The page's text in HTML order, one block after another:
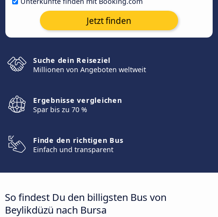
Jetzt finden
Suche dein Reiseziel
Millionen von Angeboten weltweit
Ergebnisse vergleichen
Spar bis zu 70 %
Finde den richtigen Bus
Einfach und transparent
So findest Du den billigsten Bus von
Beylikdüzü nach Bursa